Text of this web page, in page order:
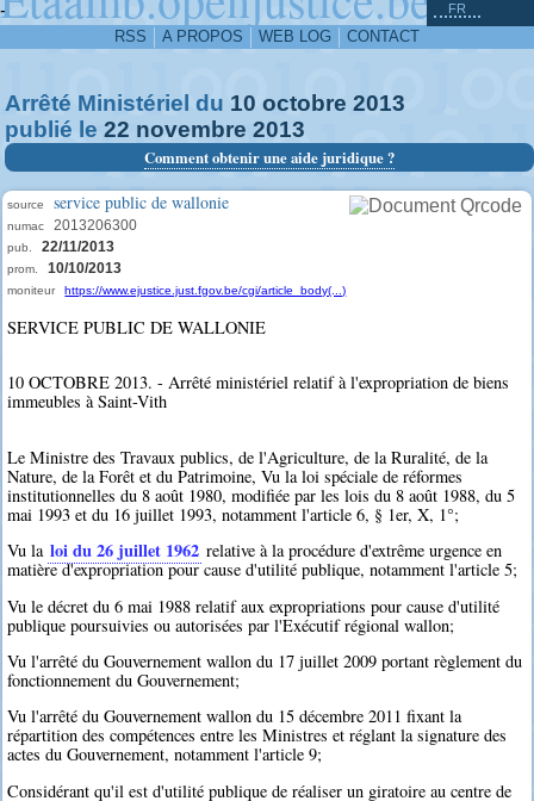
-
RSS A PROPOS WEB LOG CONTACT
FR
Arrêté Ministériel du 10 octobre 2013
publié le 22 novembre 2013
Comment obtenir une aide juridique ?
source service public de wallonie
numac 2013206300
pub. 22/11/2013
prom. 10/10/2013
moniteur https://www.ejustice.just.fgov.be/cgi/article_body(...)
SERVICE PUBLIC DE WALLONIE
10 OCTOBRE 2013. - Arrêté ministériel relatif à l'expropriation de biens
immeubles à Saint-Vith
Le Ministre des Travaux publics, de l'Agriculture, de la Ruralité, de la
Nature, de la Forêt et du Patrimoine, Vu la loi spéciale de réformes
institutionnelles du 8 août 1980, modifiée par les lois du 8 août 1988, du 5
mai 1993 et du 16 juillet 1993, notamment l'article 6, § 1er, X, 1°;
Vu la loi du 26 juillet 1962 relative à la procédure d'extrême urgence en
matière d'expropriation pour cause d'utilité publique, notamment l'article 5;
Vu le décret du 6 mai 1988 relatif aux expropriations pour cause d'utilité
publique poursuivies ou autorisées par l'Exécutif régional wallon;
Vu l'arrêté du Gouvernement wallon du 17 juillet 2009 portant règlement du
fonctionnement du Gouvernement;
Vu l'arrêté du Gouvernement wallon du 15 décembre 2011 fixant la
répartition des compétences entre les Ministres et réglant la signature des
actes du Gouvernement, notamment l'article 9;
Considérant qu'il est d'utilité publique de réaliser un giratoire au centre de
^